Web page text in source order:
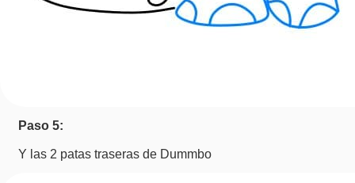
Paso 5:
Y las 2 patas traseras de Dummbo